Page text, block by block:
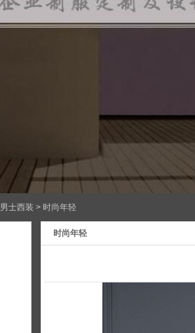
男士西装 > 时尚年轻
时尚年轻